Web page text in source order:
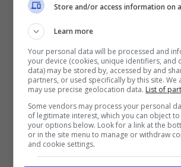
Marca, per l’appunto,
League Michael Emenalo è
parlare di un possibile
stella francese in Arabia
sognare i tifosi dicendo: “La
con Kylian è aperta, così come
disponibilità ad accogliere
Store and/or access information on
Learn more
Your personal data will be processed and
your device (cookies, unique identifiers, and
data) may be stored by, accessed by and
partners, or used specifically by this site.
may use precise geolocation data. List of
Some vendors may process your personal
of legitimate interest, which you can object
your options below. Look for a link at the
or in the site menu to manage or withdraw
and cookie settings.